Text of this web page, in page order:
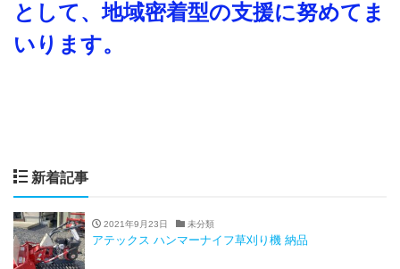
として、地域密着型の支援に努めてま
いります。
新着記事
2021年9月23日 未分類
アテックス ハンマーナイフ草刈り機 納品